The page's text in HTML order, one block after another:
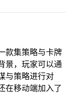
集策略与卡牌
景，玩家可以通
与策略进行对
在移动端加入了